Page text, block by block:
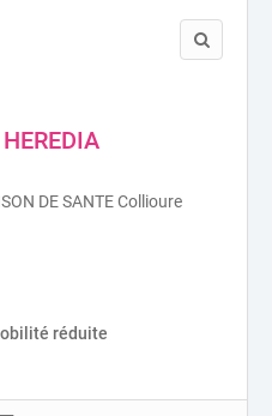
DE SANTE Collioure
réduite